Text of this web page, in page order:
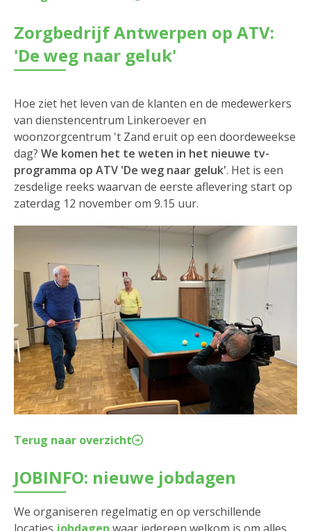
Zorgbedrijf Antwerpen op ATV:
'De weg naar geluk'
Hoe ziet het leven van de klanten en de medewerkers
van dienstencentrum Linkeroever en
woonzorgcentrum 't Zand eruit op een doordeweekse
dag? We komen het te weten in het nieuwe tv-
programma op ATV 'De weg naar geluk'. Het is een
zesdelige reeks waarvan de eerste aflevering start op
zaterdag 12 november om 9.15 uur.
Terug naar overzicht
JOBINFO: nieuwe jobdagen
We organiseren regelmatig en op verschillende
locaties jobdagen waar iedereen welkom is om alles